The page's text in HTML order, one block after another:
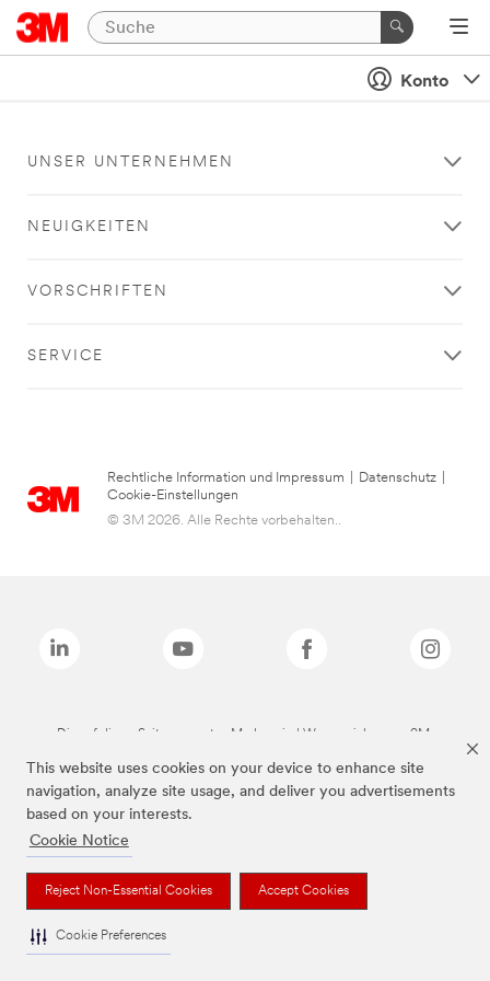
This website uses cookies on your device to enhance site
navigation, analyze site usage, and deliver you advertisements
based on your interests.
Cookie Notice
Reject Non-Essential Cookies Accept Cookies
Cookie Preferences
Konto
UNSER UNTERNEHMEN
NEUIGKEITEN
VORSCHRIFTEN
SERVICE
Rechtliche Information und Impressum Datenschutz
Cookie-Einstellungen
© 3M 2026. Alle Rechte vorbehalten..
Die auf dieser Seite genannten Marken sind Warenzeichen von 3M.